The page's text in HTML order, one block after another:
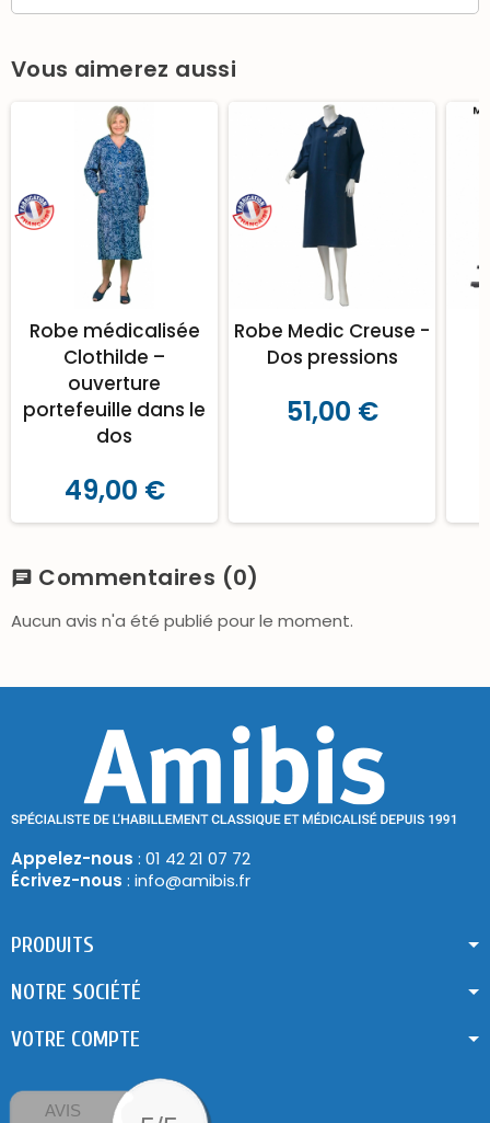
Vous aimerez aussi
Robe médicalisée
Clothilde –
ouverture
portefeuille dans le
dos
49,00 €
Robe Medic Creuse -
Dos pressions
51,00 €
chat Commentaires (0)
Aucun avis n'a été publié pour le moment.
Appelez-nous : 01 42 21 07 72
Écrivez-nous : info@amibis.fr
PRODUITS
NOTRE SOCIÉTÉ
VOTRE COMPTE
AVIS